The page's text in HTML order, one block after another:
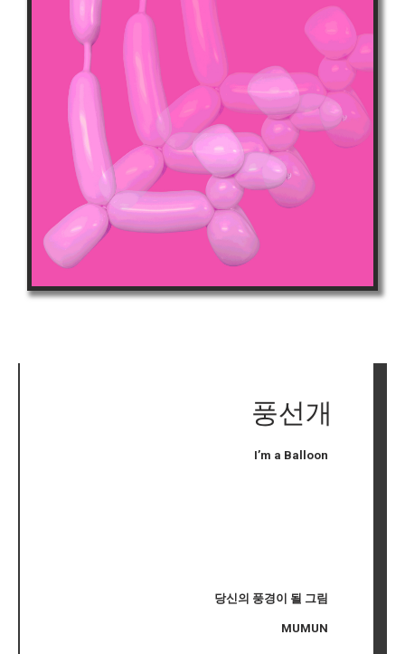
풍선개
I’m a Balloon
당신의 풍경이 될 그림
MUMUN